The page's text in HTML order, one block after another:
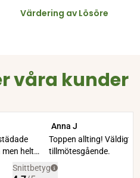
Värdering av Lösöre
våra kunder